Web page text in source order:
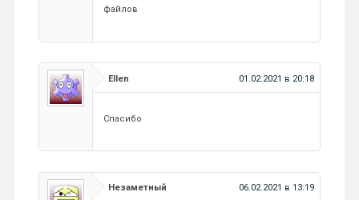
файлов
Ellen 01.02.2021 в 20:18
Спасибо
Незаметный 06.02.2021 в 13:19